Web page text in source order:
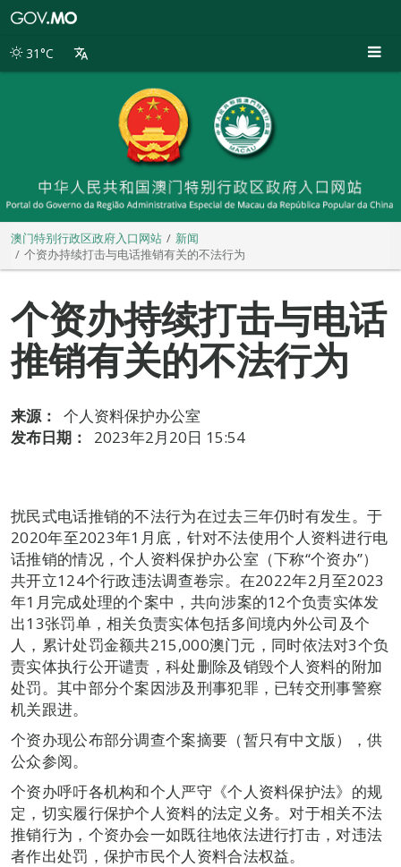
别
31°C
澳门特别行政区政府入口网站
新闻
个资办持续打击与电话推销有关的不法行为
个资办持续打击与电话
推销有关的不法行为
来源：
个人资料保护办公室
发布日期：
2023年2月20日 15:54
扰民式电话推销的不法行为在过去三年仍时有发生。于
2020年至2023年1月底，针对不法使用个人资料进行电
话推销的情况，个人资料保护办公室（下称“个资办”）
共开立124个行政违法调查卷宗。在2022年2月至2023
年1月完成处理的个案中，共向涉案的12个负责实体发
出13张罚单，相关负责实体包括多间境内外公司及个
人，累计处罚金额共215,000澳门元，同时依法对3个负
责实体执行公开谴责，科处删除及销毁个人资料的附加
处罚。其中部分个案因涉及刑事犯罪，已转交刑事警察
机关跟进。
个资办现公布部分调查个案摘要（暂只有中文版），供
公众参阅。
个资办呼吁各机构和个人严守《个人资料保护法》的规
定，切实履行保护个人资料的法定义务。对于相关不法
推销行为，个资办会一如既往地依法进行打击，对违法
者作出处罚，保护市民个人资料合法权益。